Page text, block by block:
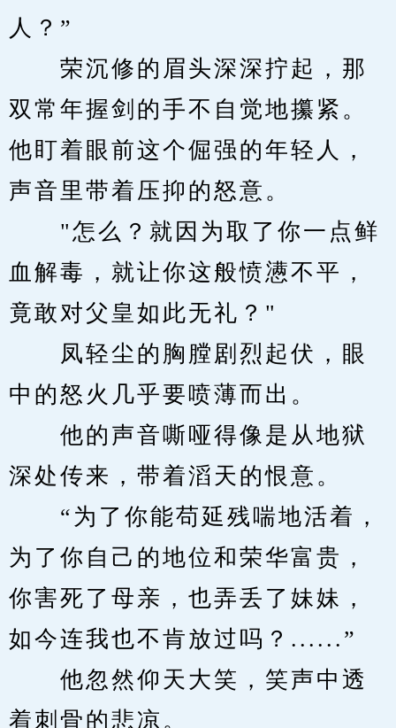
人？”
荣沉修的眉头深深拧起，那
双常年握剑的手不自觉地攥紧。
他盯着眼前这个倔强的年轻人，
声音里带着压抑的怒意。
"怎么？就因为取了你一点鲜
血解毒，就让你这般愤懑不平，
竟敢对父皇如此无礼？"
凤轻尘的胸膛剧烈起伏，眼
中的怒火几乎要喷薄而出。
他的声音嘶哑得像是从地狱
深处传来，带着滔天的恨意。
“为了你能苟延残喘地活着，
为了你自己的地位和荣华富贵，
你害死了母亲，也弄丢了妹妹，
如今连我也不肯放过吗？......”
他忽然仰天大笑，笑声中透
着刺骨的悲凉。